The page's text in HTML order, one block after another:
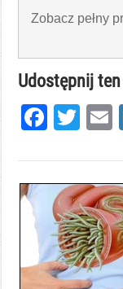
Zobacz pełny
Udostępnij